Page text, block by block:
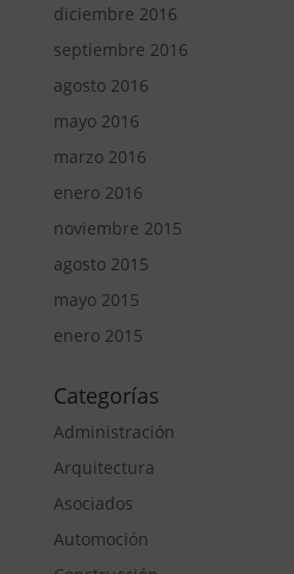
diciembre 2016
septiembre 2016
agosto 2016
mayo 2016
marzo 2016
enero 2016
noviembre 2015
agosto 2015
mayo 2015
enero 2015
Categorías
Administración
Arquitectura
Asociados
Automoción